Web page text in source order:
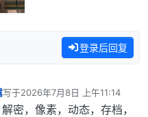
登录后回复
写于2026年7月8日 上午11:14
最后由 编辑
密，像素，动态，存档，